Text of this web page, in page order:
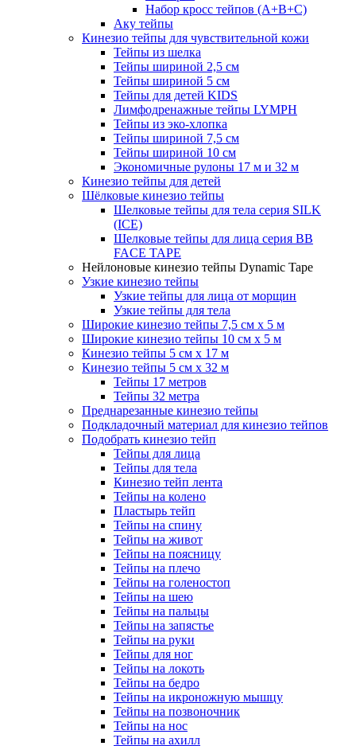
Набор кросс тейпов (А+B+C)
Аку тейпы
Кинезио тейпы для чувствительной кожи
Тейпы из шелка
Тейпы шириной 2,5 см
Тейпы шириной 5 см
Тейпы для детей KIDS
Лимфодренажные тейпы LYMPH
Тейпы из эко-хлопка
Тейпы шириной 7,5 см
Тейпы шириной 10 см
Экономичные рулоны 17 м и 32 м
Кинезио тейпы для детей
Шёлковые кинезио тейпы
Шелковые тейпы для тела серия SILK
(ICE)
Шелковые тейпы для лица серия BB
FACE TAPE
Нейлоновые кинезио тейпы Dynamic Tape
Узкие кинезио тейпы
Узкие тейпы для лица от морщин
Узкие тейпы для тела
Широкие кинезио тейпы 7,5 см x 5 м
Широкие кинезио тейпы 10 см х 5 м
Кинезио тейпы 5 см x 17 м
Кинезио тейпы 5 см х 32 м
Тейпы 17 метров
Тейпы 32 метра
Преднарезанные кинезио тейпы
Подкладочный материал для кинезио тейпов
Подобрать кинезио тейп
Тейпы для лица
Тейпы для тела
Кинезио тейп лента
Тейпы на колено
Пластырь тейп
Тейпы на спину
Тейпы на живот
Тейпы на поясницу
Тейпы на плечо
Тейпы на голеностоп
Тейпы на шею
Тейпы на пальцы
Тейпы на запястье
Тейпы на руки
Тейпы для ног
Тейпы на локоть
Тейпы на бедро
Тейпы на икроножную мышцу
Тейпы на позвоночник
Тейпы на нос
Тейпы на ахилл